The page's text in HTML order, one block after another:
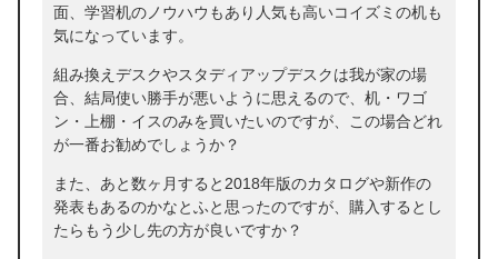
面、学習机のノウハウもあり人気も高いコイズミの机も
気になっています。
組み換えデスクやスタディアップデスクは我が家の場
合、結局使い勝手が悪いように思えるので、机・ワゴ
ン・上棚・イスのみを買いたいのですが、この場合どれ
が一番お勧めでしょうか？
また、あと数ヶ月すると2018年版のカタログや新作の
発表もあるのかなとふと思ったのですが、購入するとし
たらもう少し先の方が良いですか？